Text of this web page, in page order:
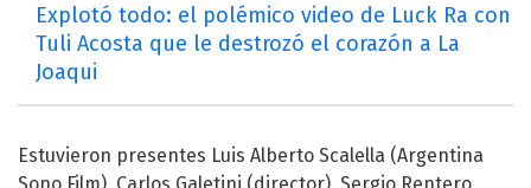
Explotó todo: el polémico video de Luck Ra con
Tuli Acosta que le destrozó el corazón a La
Joaqui
Estuvieron presentes Luis Alberto Scalella (Argentina